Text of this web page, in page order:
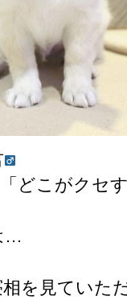
どこがクセ
…
を見ていた